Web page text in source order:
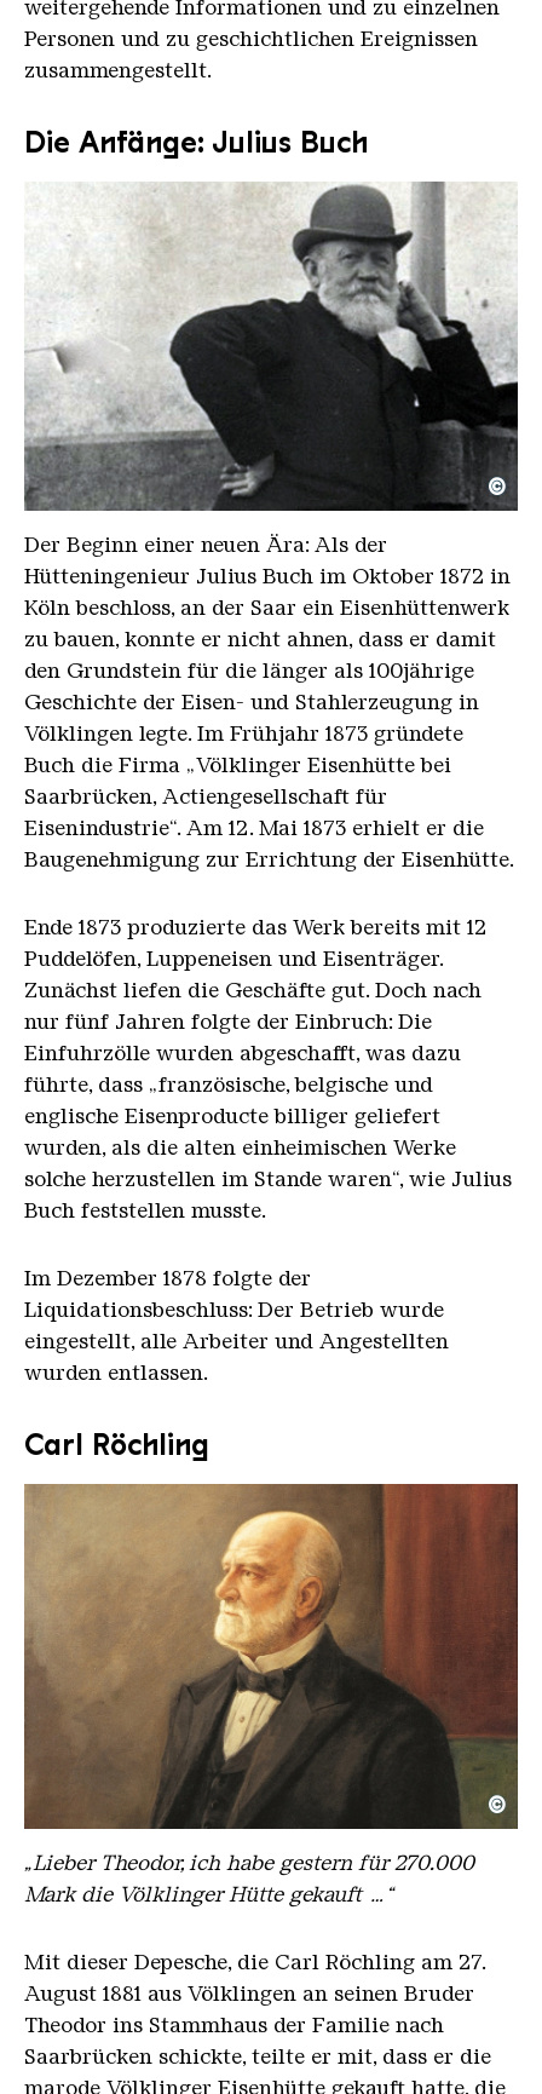
weitergehende Informationen und zu einzelnen
Personen und zu geschichtlichen Ereignissen
zusammengestellt.
Die Anfänge: Julius Buch
Julius Buch (ca.19XX)
Copyright: Weltkulturerbe Völklinger Hütte |
©
Der Beginn einer neuen Ära: Als der
Hütteningenieur Julius Buch im Oktober 1872 in
Köln beschloss, an der Saar ein Eisenhüttenwerk
zu bauen, konnte er nicht ahnen, dass er damit
den Grundstein für die länger als 100jährige
Geschichte der Eisen- und Stahlerzeugung in
Völklingen legte. Im Frühjahr 1873 gründete
Buch die Firma „Völklinger Eisenhütte bei
Saarbrücken, Actiengesellschaft für
Eisenindustrie“. Am 12. Mai 1873 erhielt er die
Baugenehmigung zur Errichtung der Eisenhütte.
Ende 1873 produzierte das Werk bereits mit 12
Puddelöfen, Luppeneisen und Eisenträger.
Zunächst liefen die Geschäfte gut. Doch nach
nur fünf Jahren folgte der Einbruch: Die
Einfuhrzölle wurden abgeschafft, was dazu
führte, dass „französische, belgische und
englische Eisenproducte billiger geliefert
wurden, als die alten einheimischen Werke
solche herzustellen im Stande waren“, wie Julius
Buch feststellen musste.
Im Dezember 1878 folgte der
Liquidationsbeschluss: Der Betrieb wurde
eingestellt, alle Arbeiter und Angestellten
wurden entlassen.
Carl Röchling
Carl, Röchling, Gemälde von Ludwig Würgele
Copyright: Familie Röchling
©
„Lieber Theodor, ich habe gestern für 270.000
Mark die Völklinger Hütte gekauft …“
Mit dieser Depesche, die Carl Röchling am 27.
August 1881 aus Völklingen an seinen Bruder
Theodor ins Stammhaus der Familie nach
Saarbrücken schickte, teilte er mit, dass er die
marode Völklinger Eisenhütte gekauft hatte, die